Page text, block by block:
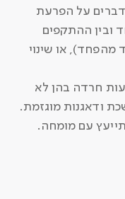
על הפרעת
ובין ההתקפים
או שינוי
חרדה בהן לא
ודאגנות מוגזמת.
עם מומחה.